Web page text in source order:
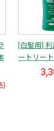
)
[白髪用]
ートリー